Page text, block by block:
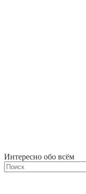
Интересно обо всём